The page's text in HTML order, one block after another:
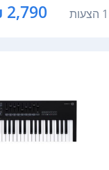
1 הצעות 2,790 ₪ - 2,550 ₪